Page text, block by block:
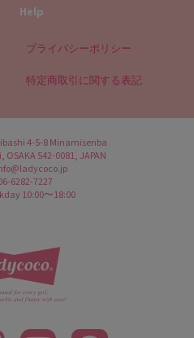
Help
プライバシーポリシー
特定商取引に関する表記
4-5-8 Minamisenba
542-0081, JAPAN
6282-7227
10:00〜18:00